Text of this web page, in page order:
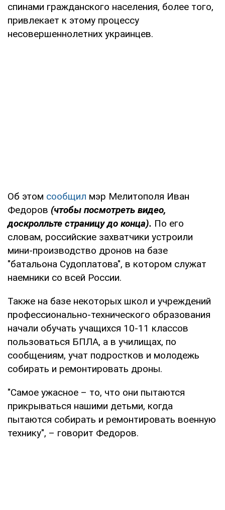
спинами гражданского населения, более того,
привлекает к этому процессу
несовершеннолетних украинцев.
Об этом сообщил мэр Мелитополя Иван
Федоров (чтобы посмотреть видео,
доскролльте страницу до конца). По его
словам, российские захватчики устроили
мини-производство дронов на базе
"батальона Судоплатова", в котором служат
наемники со всей России.
Также на базе некоторых школ и учреждений
профессионально-технического образования
начали обучать учащихся 10-11 классов
пользоваться БПЛА, а в училищах, по
сообщениям, учат подростков и молодежь
собирать и ремонтировать дроны.
"Самое ужасное – то, что они пытаются
прикрываться нашими детьми, когда
пытаются собирать и ремонтировать военную
технику", – говорит Федоров.